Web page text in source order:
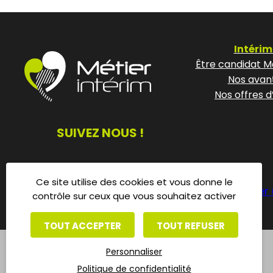
SUIVEZ NOUS !
Être candidat
Nos
Nos offres
Déposer
Ce site utilise des cookies et vous donne le
contrôle sur ceux que vous souhaitez activer
TOUT ACCEPTER TOUT REFUSER
Personnaliser
Politique de confidentialité